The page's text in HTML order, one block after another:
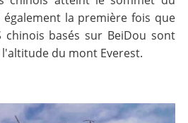
la première fois que
chinois basés sur BeiDou sont
du mont Everest.